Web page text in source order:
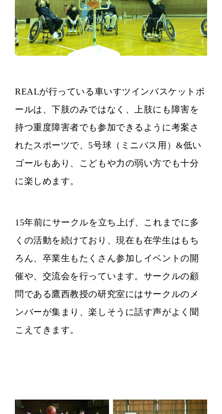
REALが行っている車いすツインバスケットボ
ールは、下肢のみではなく、上肢にも障害を
持つ重度障害者でも参加できるように考案さ
れたスポーツで、5号球（ミニバス用）&低い
ゴールもあり、こどもや力の弱い方でも十分
に楽しめます。
15年前にサークルを立ち上げ、これまでに多
くの活動を続けており、現在も在学生はもち
ろん、卒業生もたくさん参加しイベントの開
催や、交流会を行っています。 サークルの顧
問である鷹西教授の研究室にはサークルのメ
ンバーが集まり、楽しそうに話す声がよく聞
こえてきます。